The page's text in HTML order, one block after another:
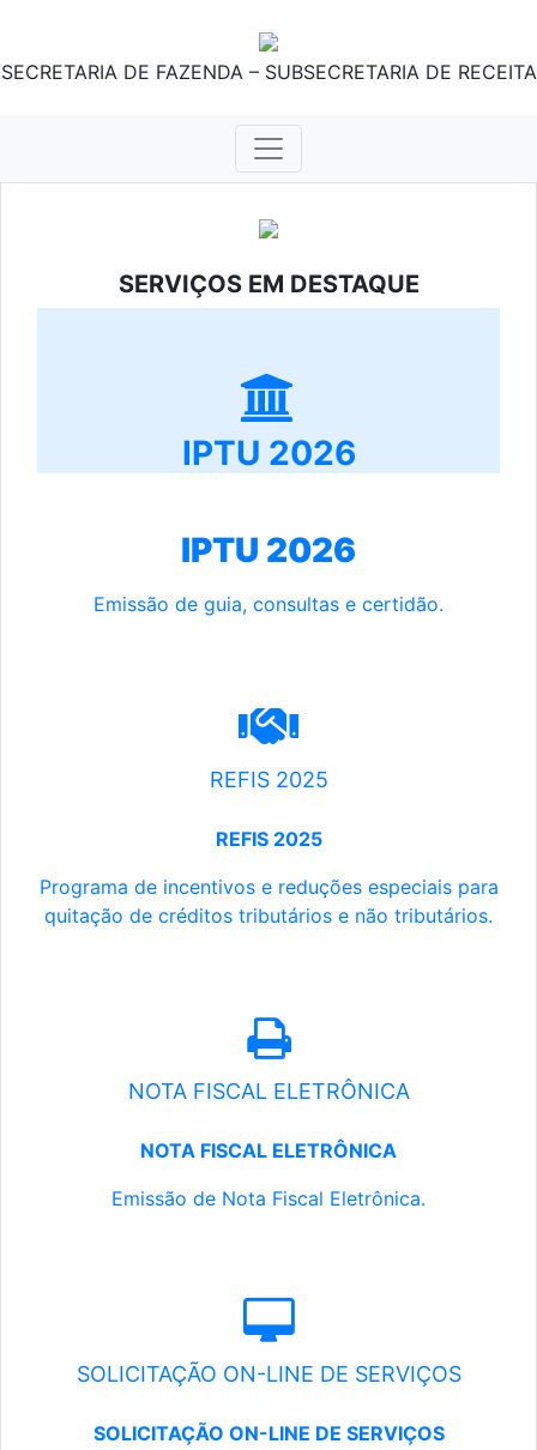
SECRETARIA DE FAZENDA – SUBSECRETARIA DE RECEITA
SERVIÇOS EM DESTAQUE
IPTU 2026
IPTU 2026
Emissão de guia, consultas e certidão.
REFIS 2025
REFIS 2025
Programa de incentivos e reduções especiais para
quitação de créditos tributários e não tributários.
NOTA FISCAL ELETRÔNICA
NOTA FISCAL ELETRÔNICA
Emissão de Nota Fiscal Eletrônica.
SOLICITAÇÃO ON-LINE DE SERVIÇOS
SOLICITAÇÃO ON-LINE DE SERVIÇOS